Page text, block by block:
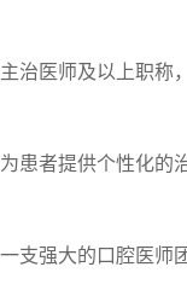
治医师及以上职称
患者提供个性化的
支强大的口腔医师